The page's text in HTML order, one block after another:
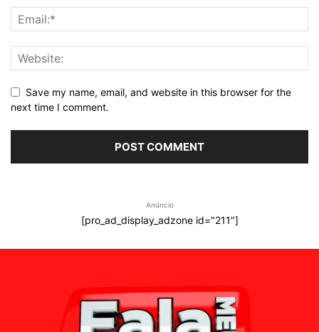
Save my name, email, and website in this browser for the
next time I comment.
Anúncio
[pro_ad_display_adzone id="211"]